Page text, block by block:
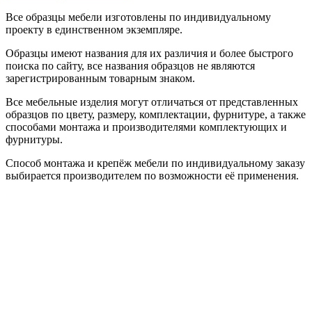
Все образцы мебели изготовлены по индивидуальному
проекту в единственном экземпляре.
Образцы имеют названия для их различия и более быстрого
поиска по сайту, все названия образцов не являются
зарегистрированным товарным знаком.
Все мебельные изделия могут отличаться от представленных
образцов по цвету, размеру, комплектации, фурнитуре, а также
способами монтажа и производителями комплектующих и
фурнитуры.
Способ монтажа и крепёж мебели по индивидуальному заказу
выбирается производителем по возможности её применения.